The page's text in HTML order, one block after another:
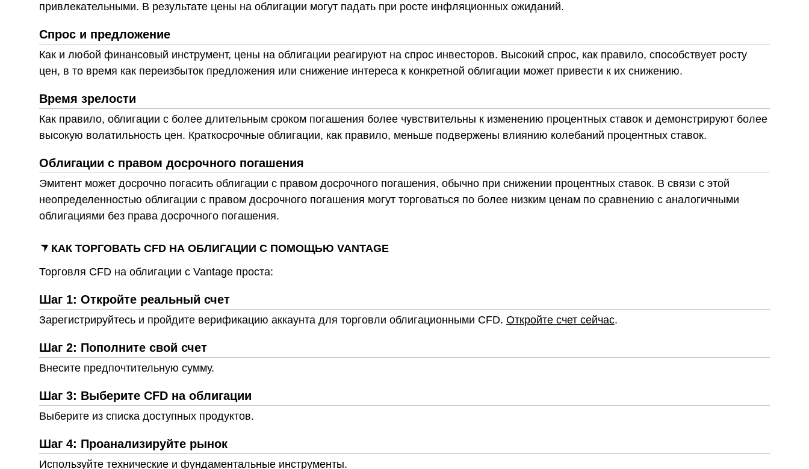
привлекательными. В результате цены на облигации могут падать при росте инфляционных ожиданий.
Спрос и предложение
Как и любой финансовый инструмент, цены на облигации реагируют на спрос инвесторов. Высокий спрос, как правило, способствует росту
цен, в то время как переизбыток предложения или снижение интереса к конкретной облигации может привести к их снижению.
Время зрелости
Как правило, облигации с более длительным сроком погашения более чувствительны к изменению процентных ставок и демонстрируют более
высокую волатильность цен. Краткосрочные облигации, как правило, меньше подвержены влиянию колебаний процентных ставок.
Облигации с правом досрочного погашения
Эмитент может досрочно погасить облигации с правом досрочного погашения, обычно при снижении процентных ставок. В связи с этой
неопределенностью облигации с правом досрочного погашения могут торговаться по более низким ценам по сравнению с аналогичными
облигациями без права досрочного погашения.
КАК ТОРГОВАТЬ CFD НА ОБЛИГАЦИИ С ПОМОЩЬЮ VANTAGE
Торговля CFD на облигации с Vantage проста:
Шаг 1: Откройте реальный счет
Зарегистрируйтесь и пройдите верификацию аккаунта для торговли облигационными CFD. Откройте счет сейчас.
Шаг 2: Пополните свой счет
Внесите предпочтительную сумму.
Шаг 3: Выберите CFD на облигации
Выберите из списка доступных продуктов.
Шаг 4: Проанализируйте рынок
Используйте технические и фундаментальные инструменты.